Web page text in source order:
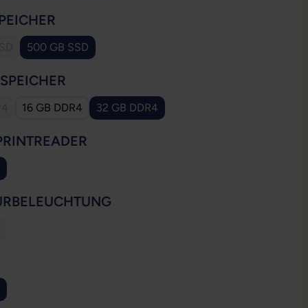
Option ist zurzeit nicht verfügbar.)
500 GB SSD
Option ist zurzeit nicht verfügbar.)
16 GB DDR4 32 GB DDR4
ist zurzeit nicht verfügbar.)
ist zurzeit nicht verfügbar.)